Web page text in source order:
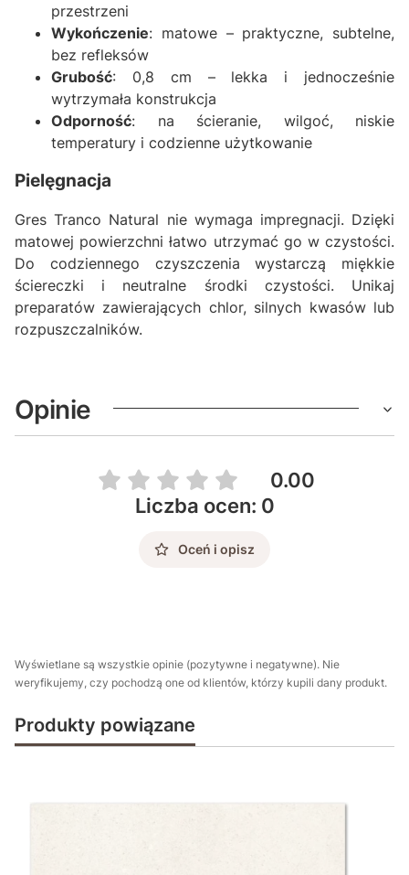
przestrzeni
Wykończenie: matowe – praktyczne, subtelne,
bez refleksów
Grubość: 0,8 cm – lekka i jednocześnie
wytrzymała konstrukcja
Odporność: na ścieranie, wilgoć, niskie
temperatury i codzienne użytkowanie
Pielęgnacja
Gres Tranco Natural nie wymaga impregnacji. Dzięki
matowej powierzchni łatwo utrzymać go w czystości.
Do codziennego czyszczenia wystarczą miękkie
ściereczki i neutralne środki czystości. Unikaj
preparatów zawierających chlor, silnych kwasów lub
rozpuszczalników.
Opinie
0.00
Liczba ocen: 0
Oceń i opisz
Wyświetlane są wszystkie opinie (pozytywne i negatywne). Nie
weryfikujemy, czy pochodzą one od klientów, którzy kupili dany produkt.
Produkty powiązane